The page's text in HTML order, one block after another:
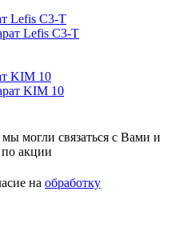
Lefis C3-T
KIM 10
могли связаться с Вами и
по акции
на обработку